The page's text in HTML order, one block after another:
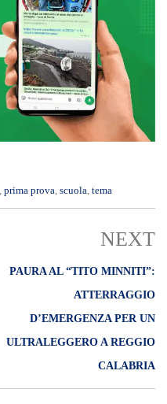
prima prova scuola tema
NEXT
PAURA AL “TITO MINNITI”:
ATTERRAGGIO
D’EMERGENZA PER UN
ULTRALEGGERO A REGGIO
CALABRIA